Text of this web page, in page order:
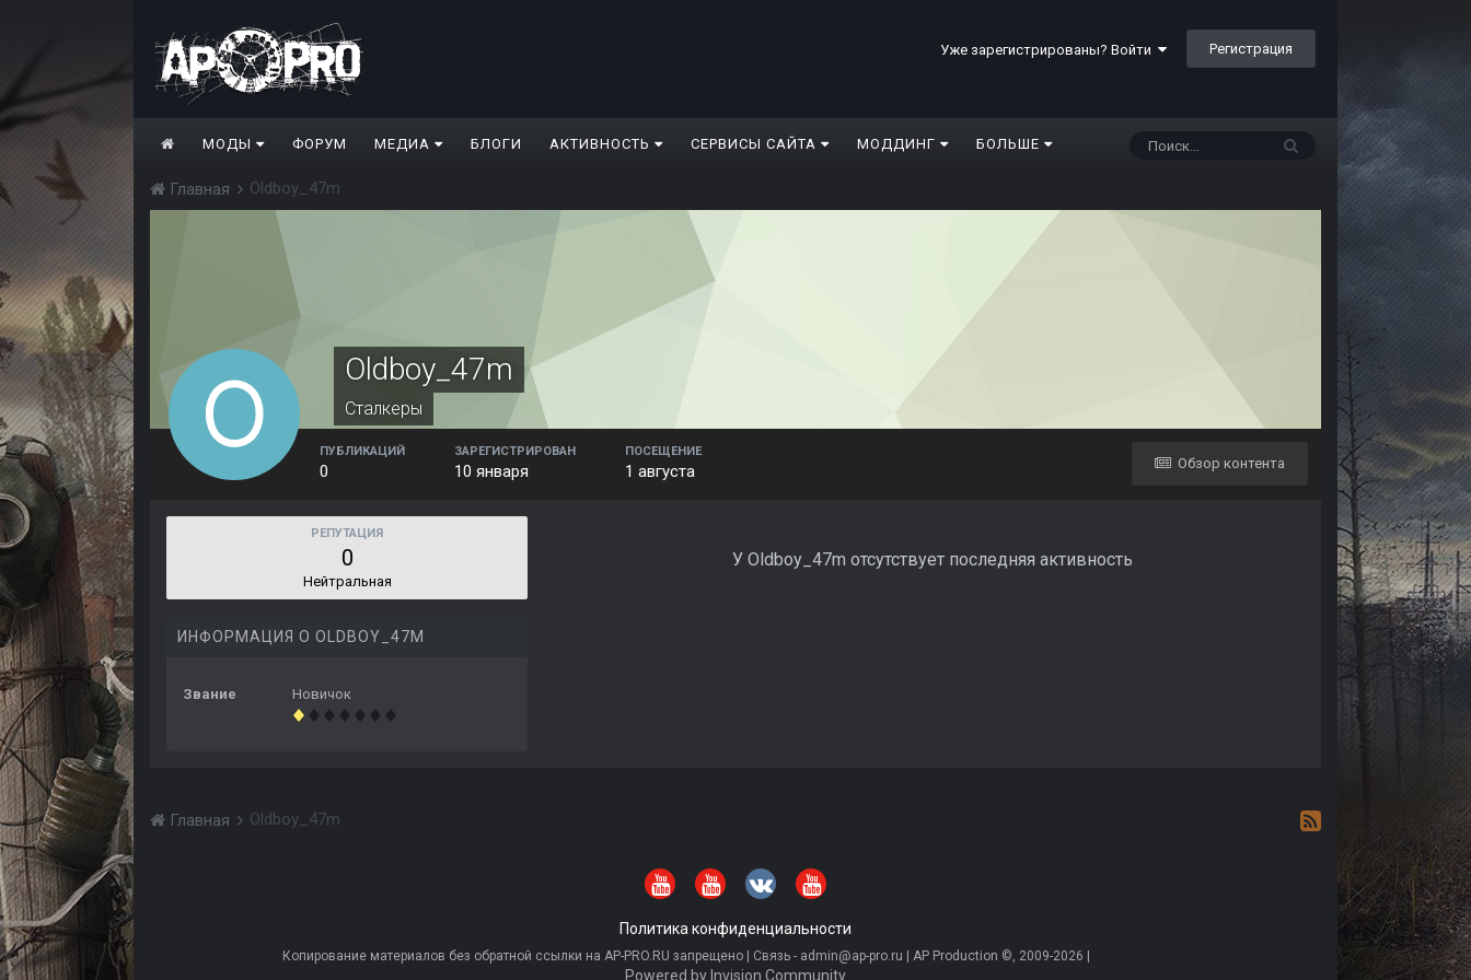
Уже зарегистрированы? Войти Регистрация
МОДЫ ФОРУМ МЕДИА БЛОГИ АКТИВНОСТЬ СЕРВИСЫ САЙТА МОДДИНГ БОЛЬШЕ
Главная Oldboy_47m
Oldboy_47m
Сталкеры
Обзор контента
ПУБЛИКАЦИЙ
0
ЗАРЕГИСТРИРОВАН
10 января
ПОСЕЩЕНИЕ
1 августа
РЕПУТАЦИЯ
0
Нейтральная
ИНФОРМАЦИЯ О OLDBOY_47M
Звание Новичок
У Oldboy_47m отсутствует последняя активность
Главная Oldboy_47m
Политика конфиденциальности
Копирование материалов без обратной ссылки на AP-PRO.RU запрещено | Связь - admin@ap-pro.ru | AP Production ©, 2009-2026 |
Powered by Invision Community